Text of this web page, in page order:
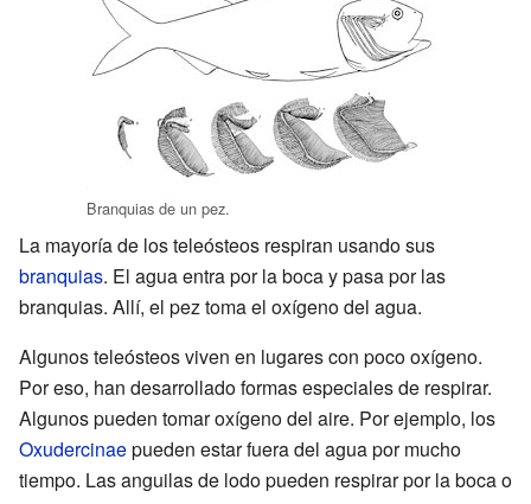
Branquias de un pez.
La mayoría de los teleósteos respiran usando sus
branquias. El agua entra por la boca y pasa por las
branquias. Allí, el pez toma el oxígeno del agua.
Algunos teleósteos viven en lugares con poco oxígeno.
Por eso, han desarrollado formas especiales de respirar.
Algunos pueden tomar oxígeno del aire. Por ejemplo, los
Oxudercinaepueden estar fuera del agua por mucho
tiempo. Las anguilas de lodo pueden respirar por la boca o